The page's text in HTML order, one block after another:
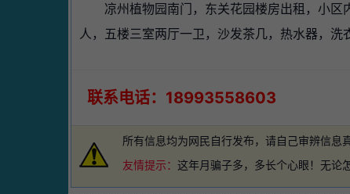
凉州植物园南门， 东关花园楼房出租， 小区
人，五楼三室两厅一卫，沙发茶几，热水器，洗
联系电话：18993558603
所有信息均为网民自行发布，请自己审辨信息真
友情提示： 这年月骗子多，多长个心眼！无论